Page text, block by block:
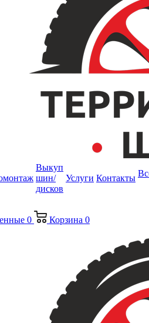
Выкуп
шин/
дисков
Услуги Контакты
0 Корзина 0